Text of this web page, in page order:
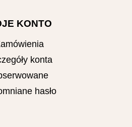
KONTO
konta
hasło